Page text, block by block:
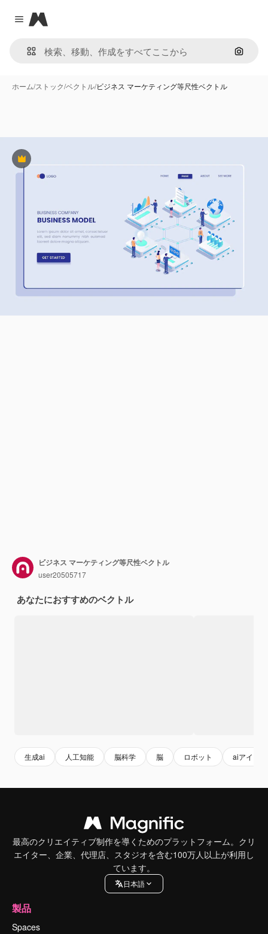
Close menu
Magnific
画像で
ホーム/ストック/ベクトル/ビジネス マーケティング等尺性ベクトル
Premium
ビジネス マーケティング等尺性ベクトル
user20505717
あなたにおすすめのベクトル
生成ai 人工知能 脳科学 脳 ロボット aiアイソ
最高のクリエイティブ制作を導くためのプラットフォーム。クリ
エイター、企業、代理店、スタジオを含む100万人以上が利用し
ています。
日本語
製品
Spaces